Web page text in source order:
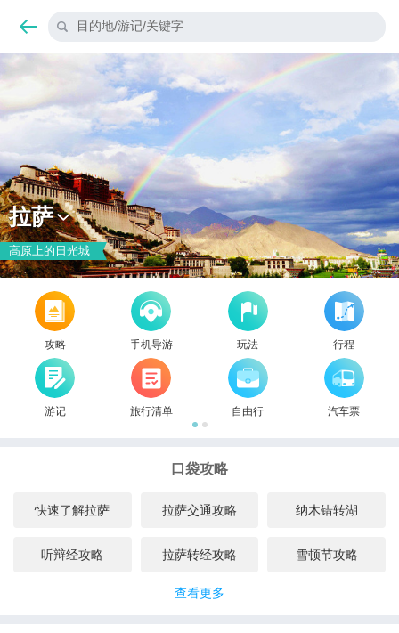
目的地/游记/关键字
拉萨
高原上的日光城
攻略 手机导游 玩法 行程
游记 旅行清单 自由行 汽车票
口袋攻略
快速了解拉萨 拉萨交通攻略 纳木错转湖
听辩经攻略 拉萨转经攻略 雪顿节攻略
查看更多